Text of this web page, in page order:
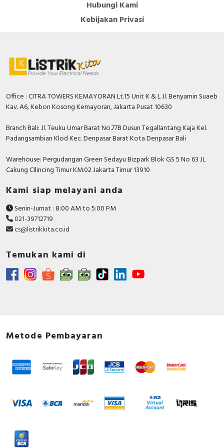
Motor: Sertakan UVT, Kontak Bantu, Penutupan
Electric, Nidec, Socomec, L&T, Ducati Energia, Chint,
Hager, Nader, Axle, Lifasa, Himel, APC, Hensel,
Bradley, Sunfree, Secure, Telergon, Circutor, OPT, CIC,
PM, Supreme, Kabelindo, Kabelmetal Indonesia,
B&D Transformer, Asco, Secure, Howig, Onesto,
Veloce dan masih banyak lagi.
asli, bergaransi resmi dan dapat disertai dengan surat
keaslian barang. Untuk dapatkan harga terbaik dan
marketing kami silakan klikdisini . Selamat berbelanja.
Hubungi Kami
Kebijakan Privasi
Office : CITRA TOWERS KEMAYORAN Lt.15 Unit K & L Jl. Benyamin Suaeb
Kav. A6, Kebon Kosong Kemayoran, Jakarta Pusat 10630
Branch Bali: Jl. Teuku Umar Barat No.77B Dusun Tegallantang Kaja Kel.
Padangsambian Klod Kec. Denpasar Barat Kota Denpasar Bali
Warehouse: Pergudangan Green Sedayu Bizpark Blok GS 5 No 63 JL
Cakung CIlincing Timur KM.02 Jakarta Timur 13910
Kami siap melayani anda
Senin-Jumat : 8:00 AM to 5:00 PM
021-39712719
cs@listrikkita.co.id
Temukan kami di
Metode Pembayaran